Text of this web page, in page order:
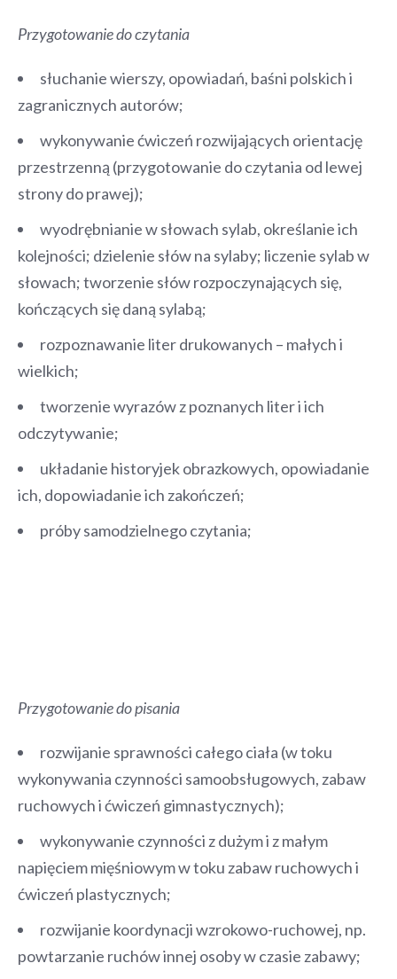
Przygotowanie do czytania
słuchanie wierszy, opowiadań, baśni polskich i
zagranicznych autorów;
wykonywanie ćwiczeń rozwijających orientację
przestrzenną (przygotowanie do czytania od lewej
strony do prawej);
wyodrębnianie w słowach sylab, określanie ich
kolejności; dzielenie słów na sylaby; liczenie sylab w
słowach; tworzenie słów rozpoczynających się,
kończących się daną sylabą;
rozpoznawanie liter drukowanych – małych i
wielkich;
tworzenie wyrazów z poznanych liter i ich
odczytywanie;
układanie historyjek obrazkowych, opowiadanie
ich, dopowiadanie ich zakończeń;
próby samodzielnego czytania;
Przygotowanie do pisania
rozwijanie sprawności całego ciała (w toku
wykonywania czynności samoobsługowych, zabaw
ruchowych i ćwiczeń gimnastycznych);
wykonywanie czynności z dużym i z małym
napięciem mięśniowym w toku zabaw ruchowych i
ćwiczeń plastycznych;
rozwijanie koordynacji wzrokowo-ruchowej, np.
powtarzanie ruchów innej osoby w czasie zabawy;